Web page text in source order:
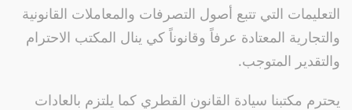
التعليمات التي تتبع أصول التصرفات والمعاملات القانونية
والتجارية المعتادة عرفاً وقانوناً كي ينال المكتب الاحترام
والتقدير المتوجب.
يحترم مكتبنا سيادة القانون القطري كما يلتزم بالعادات